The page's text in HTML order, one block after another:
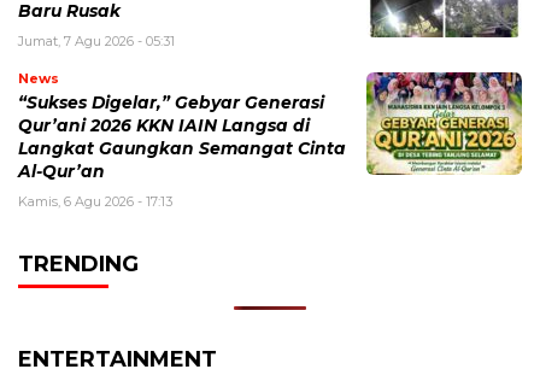
Baru Rusak
Jumat, 7 Agu 2026 - 05:31
News
“Sukses Digelar,” Gebyar Generasi
Qur’ani 2026 KKN IAIN Langsa di
Langkat Gaungkan Semangat Cinta
Al-Qur’an
Kamis, 6 Agu 2026 - 17:13
TRENDING
ENTERTAINMENT